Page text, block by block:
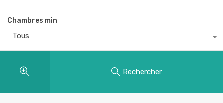
Chambres min
Tous
Rechercher